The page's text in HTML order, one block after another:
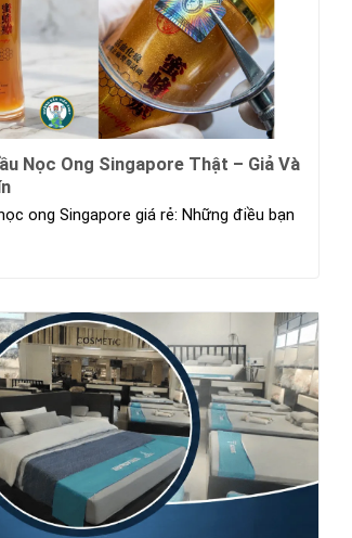
Nọc Ong Singapore Thật – Giả Và
ong Singapore giá rẻ: Những điều bạn